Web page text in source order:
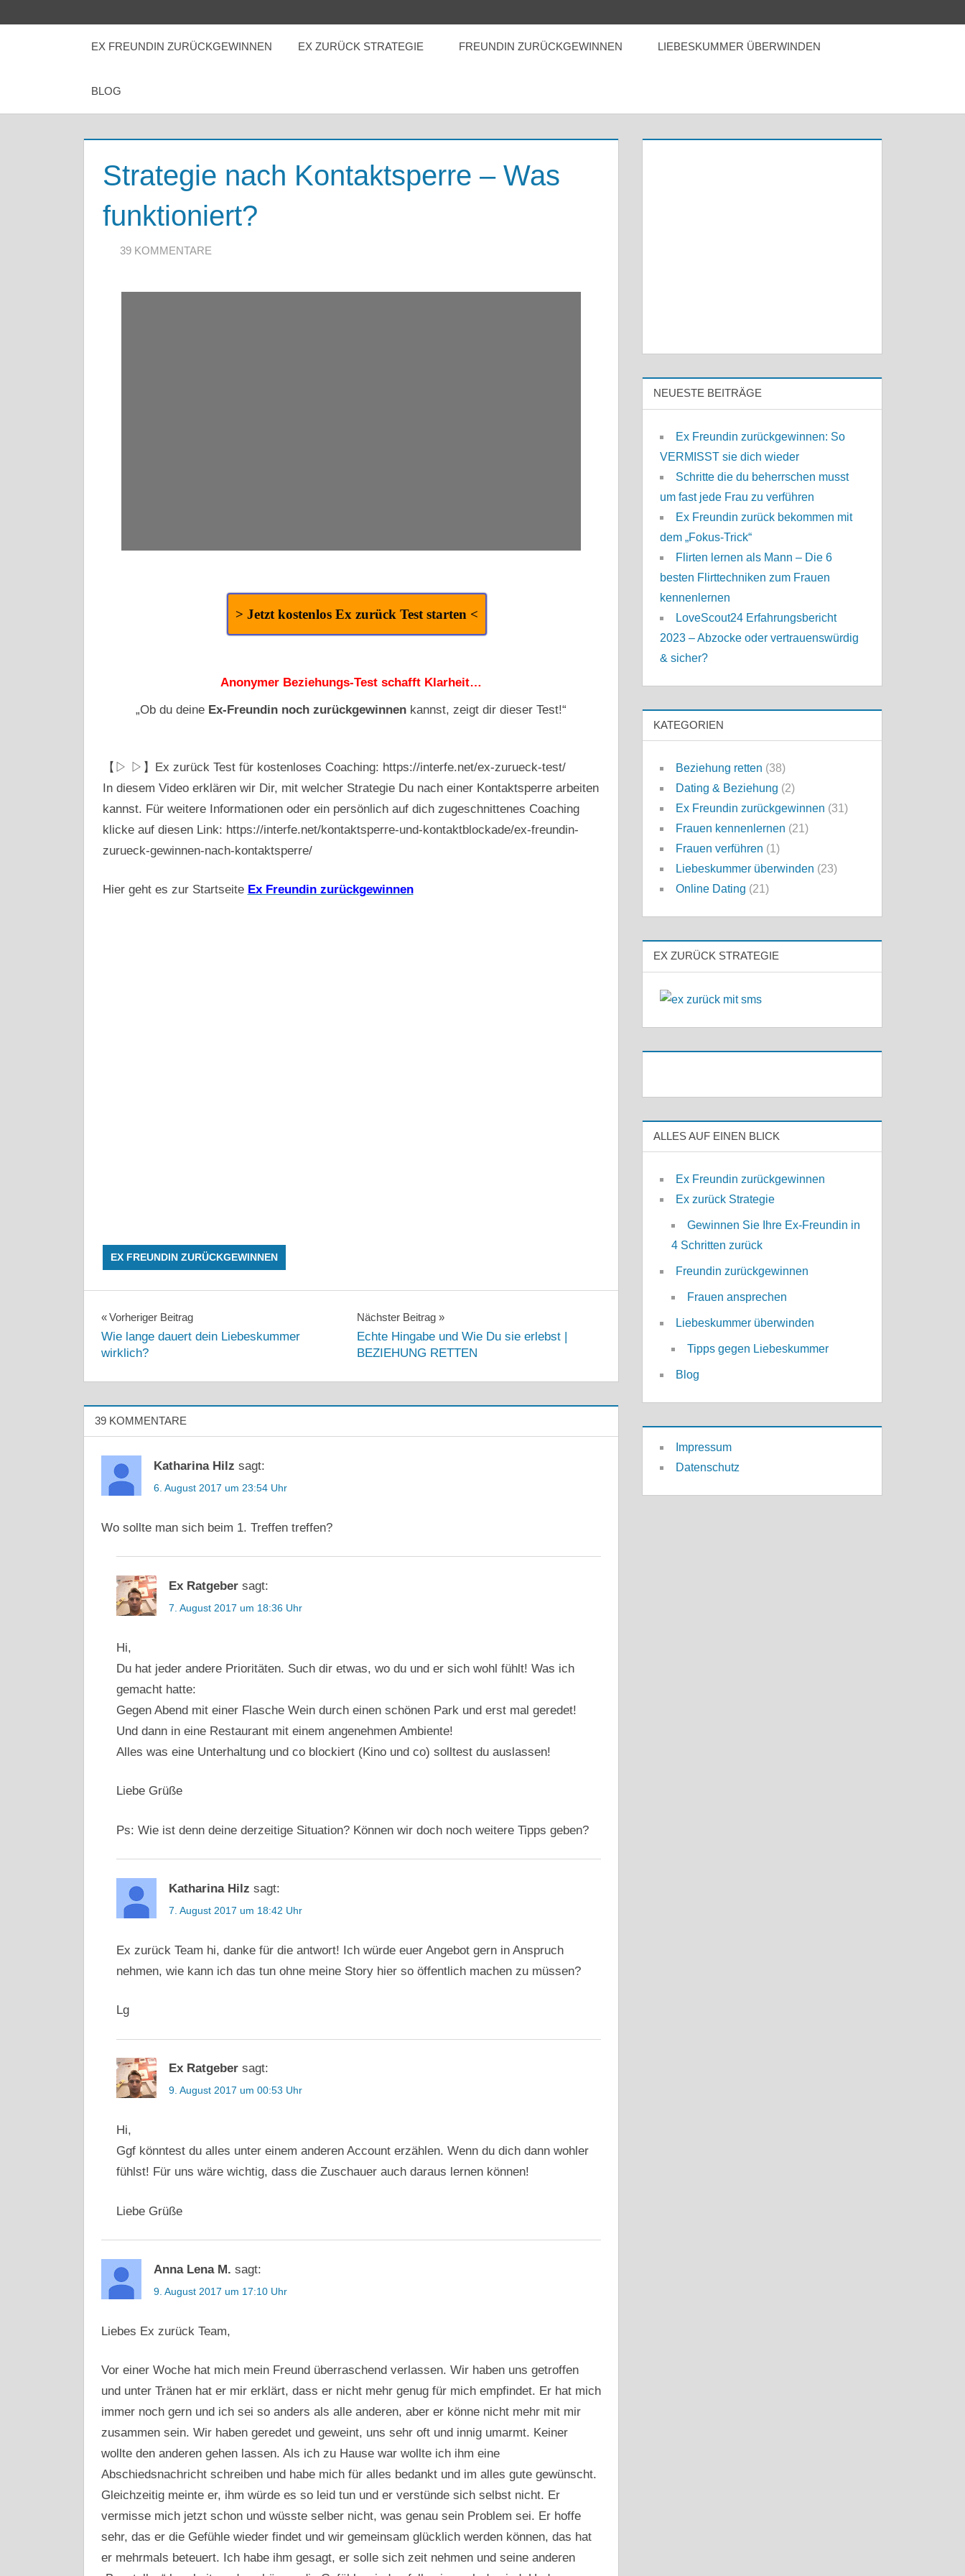
EX FREUNDIN ZURÜCKGEWINNEN EX ZURÜCK STRATEGIE FREUNDIN ZURÜCKGEWINNEN LIEBESKUMMER ÜBERWINDEN
BLOG
Strategie nach Kontaktsperre – Was
funktioniert?
16. JUNI 2020
ARTKOLMAI@GMAIL.COM
39 KOMMENTARE
> Jetzt kostenlos Ex zurück Test starten <
Anonymer Beziehungs-Test schafft Klarheit…
„Ob du deine Ex-Freundin noch zurückgewinnen kannst, zeigt dir dieser Test!“
【▷ ▷】Ex zurück Test für kostenloses Coaching: https://interfe.net/ex-zurueck-test/
In diesem Video erklären wir Dir, mit welcher Strategie Du nach einer Kontaktsperre arbeiten
kannst. Für weitere Informationen oder ein persönlich auf dich zugeschnittenes Coaching
klicke auf diesen Link: https://interfe.net/kontaktsperre-und-kontaktblockade/ex-freundin-
zurueck-gewinnen-nach-kontaktsperre/
Hier geht es zur Startseite Ex Freundin zurückgewinnen
EX FREUNDIN ZURÜCKGEWINNEN
COACHING
EX
ZURÜCK
STRATEGIE NACH
Beitragsnavigation
Vorheriger Beitrag
Wie lange dauert dein Liebeskummer
wirklich?
Nächster Beitrag
Echte Hingabe und Wie Du sie erlebst |
BEZIEHUNG RETTEN
39 KOMMENTARE
Katharina Hilz sagt:
6. August 2017 um 23:54 Uhr
Wo sollte man sich beim 1. Treffen treffen?
Ex Ratgeber sagt:
7. August 2017 um 18:36 Uhr
Hi,
Du hat jeder andere Prioritäten. Such dir etwas, wo du und er sich wohl fühlt! Was ich
gemacht hatte:
Gegen Abend mit einer Flasche Wein durch einen schönen Park und erst mal geredet!
Und dann in eine Restaurant mit einem angenehmen Ambiente!
Alles was eine Unterhaltung und co blockiert (Kino und co) solltest du auslassen!
Liebe Grüße
Ps: Wie ist denn deine derzeitige Situation? Können wir doch noch weitere Tipps geben?
Katharina Hilz sagt:
7. August 2017 um 18:42 Uhr
Ex zurück Team hi, danke für die antwort! Ich würde euer Angebot gern in Anspruch
nehmen, wie kann ich das tun ohne meine Story hier so öffentlich machen zu müssen?
Lg
Ex Ratgeber sagt:
9. August 2017 um 00:53 Uhr
Hi,
Ggf könntest du alles unter einem anderen Account erzählen. Wenn du dich dann wohler
fühlst! Für uns wäre wichtig, dass die Zuschauer auch daraus lernen können!
Liebe Grüße
Anna Lena M. sagt:
9. August 2017 um 17:10 Uhr
Liebes Ex zurück Team,
Vor einer Woche hat mich mein Freund überraschend verlassen. Wir haben uns getroffen
und unter Tränen hat er mir erklärt, dass er nicht mehr genug für mich empfindet. Er hat mich
immer noch gern und ich sei so anders als alle anderen, aber er könne nicht mehr mit mir
zusammen sein. Wir haben geredet und geweint, uns sehr oft und innig umarmt. Keiner
wollte den anderen gehen lassen. Als ich zu Hause war wollte ich ihm eine
Abschiedsnachricht schreiben und habe mich für alles bedankt und im alles gute gewünscht.
Gleichzeitig meinte er, ihm würde es so leid tun und er verstünde sich selbst nicht. Er
vermisse mich jetzt schon und wüsste selber nicht, was genau sein Problem sei. Er hoffe
sehr, das er die Gefühle wieder findet und wir gemeinsam glücklich werden können, das hat
er mehrmals beteuert. Ich habe ihm gesagt, er solle sich zeit nehmen und seine anderen
NEUESTE BEITRÄGE
Ex Freundin zurückgewinnen: So
VERMISST sie dich wieder
Schritte die du beherrschen musst
um fast jede Frau zu verführen
Ex Freundin zurück bekommen mit
dem „Fokus-Trick“
Flirten lernen als Mann – Die 6
besten Flirttechniken zum Frauen
kennenlernen
LoveScout24 Erfahrungsbericht
2023 – Abzocke oder vertrauenswürdig
& sicher?
KATEGORIEN
Beziehung retten (38)
Dating & Beziehung (2)
Ex Freundin zurückgewinnen (31)
Frauen kennenlernen (21)
Frauen verführen (1)
Liebeskummer überwinden (23)
Online Dating (21)
EX ZURÜCK STRATEGIE
ALLES AUF EINEN BLICK
Ex Freundin zurückgewinnen
Ex zurück Strategie
Gewinnen Sie Ihre Ex-Freundin in
4 Schritten zurück
Freundin zurückgewinnen
Frauen ansprechen
Liebeskummer überwinden
Tipps gegen Liebeskummer
Blog
Impressum
Datenschutz